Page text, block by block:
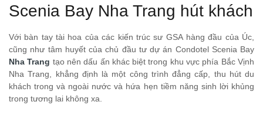
Scenia Bay Nha Trang hút khách
Với bàn tay tài hoa của các kiến trúc sư GSA hàng đầu của Úc,
cũng như tâm huyết của chủ đầu tư dự án Condotel Scenia Bay
Nha Trang tạo nên dấu ấn khác biệt trong khu vực phía Bắc Vịnh
Nha Trang, khẳng định là một công trình đẳng cấp, thu hút du
khách trong và ngoài nước và hứa hẹn tiềm năng sinh lời khủng
trong tương lai không xa.